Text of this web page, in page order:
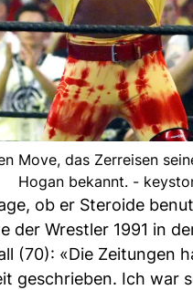
Move, das Zerreisen
Hogan bekannt. -
ob er Steroide
der Wrestler 1991 in
(70): «Die Zeitungen
geschrieben. Ich war